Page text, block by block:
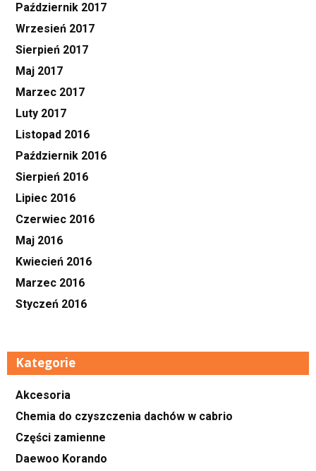
Październik 2017
Wrzesień 2017
Sierpień 2017
Maj 2017
Marzec 2017
Luty 2017
Listopad 2016
Październik 2016
Sierpień 2016
Lipiec 2016
Czerwiec 2016
Maj 2016
Kwiecień 2016
Marzec 2016
Styczeń 2016
Kategorie
Akcesoria
Chemia do czyszczenia dachów w cabrio
Części zamienne
Daewoo Korando